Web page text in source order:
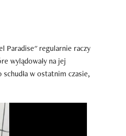
Paradise" regularnie raczy
wylądowały na jej
w ostatnim czasie,